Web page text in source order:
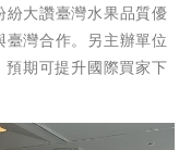
大讚臺灣水果品質優
臺灣合作。另主辦單位
預期可提升國際買家下